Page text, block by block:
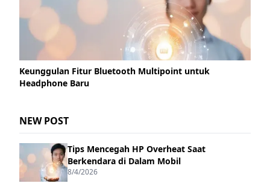
Keunggulan Fitur Bluetooth Multipoint untuk
Headphone Baru
NEW POST
Tips Mencegah HP Overheat Saat
Berkendara di Dalam Mobil
8/4/2026